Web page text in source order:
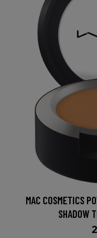
MAC COSMETICS
SHADOW